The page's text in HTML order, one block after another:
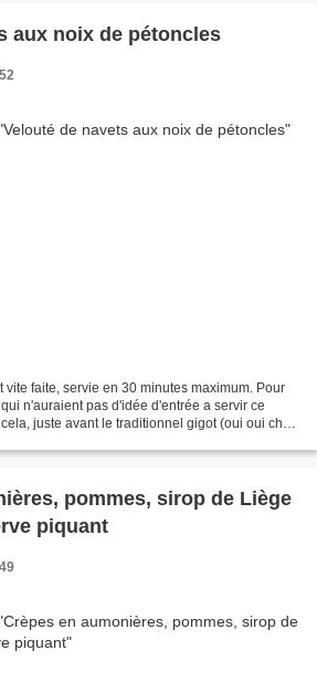
aux noix de pétoncles
vite faite, servie en 30 minutes maximum. Pour
n'auraient pas d'idée d'entrée a servir ce
juste avant le traditionnel gigot (oui oui chez
pommes, sirop de Liège
piquant